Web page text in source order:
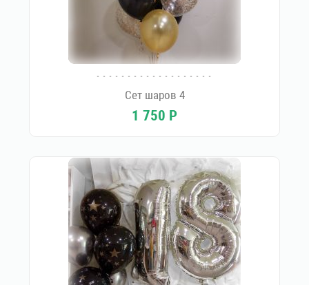
Сет шаров 4
1 750 Р